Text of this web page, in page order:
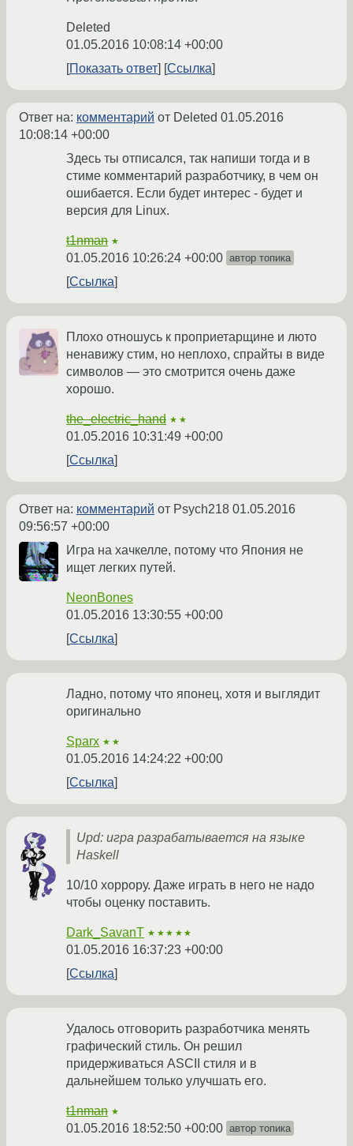
Deleted
01.05.2016 10:08:14 +00:00
Показать ответ
Ссылка
Ответ на: комментарий от Deleted 01.05.2016
10:08:14 +00:00
Здесь ты отписался, так напиши тогда и в
стиме комментарий разработчику, в чем он
ошибается. Если будет интерес - будет и
версия для Linux.
t1nman ★
01.05.2016 10:26:24 +00:00 автор топика
Ссылка
Плохо отношусь к проприетарщине и люто
ненавижу стим, но неплохо, спрайты в виде
символов — это смотрится очень даже
хорошо.
the_electric_hand ★★
01.05.2016 10:31:49 +00:00
Ссылка
Ответ на: комментарий от Psych218 01.05.2016
09:56:57 +00:00
Игра на хачкелле, потому что Япония не
ищет легких путей.
NeonBones
01.05.2016 13:30:55 +00:00
Ссылка
Ладно, потому что японец, хотя и выглядит
оригинально
Sparx ★★
01.05.2016 14:24:22 +00:00
Ссылка
Upd: игра разрабатывается на языке
Haskell
10/10 хоррору. Даже играть в него не надо
чтобы оценку поставить.
Dark_SavanT ★★★★★
01.05.2016 16:37:23 +00:00
Ссылка
Удалось отговорить разработчика менять
графический стиль. Он решил
придерживаться ASCII стиля и в
дальнейшем только улучшать его.
t1nman ★
01.05.2016 18:52:50 +00:00 автор топика